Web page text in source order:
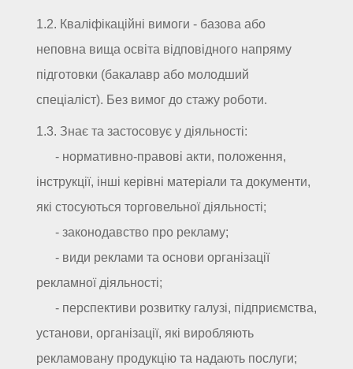
1.2. Кваліфікаційні вимоги - базова або
неповна вища освіта відповідного напряму
підготовки (бакалавр або молодший
спеціаліст). Без вимог до стажу роботи.
1.3. Знає та застосовує у діяльності:
- нормативно-правові акти, положення,
інструкції, інші керівні матеріали та документи,
які стосуються торговельної діяльності;
- законодавство про рекламу;
- види реклами та основи організації
рекламної діяльності;
- перспективи розвитку галузі, підприємства,
установи, організації, які виробляють
рекламовану продукцію та надають послуги;